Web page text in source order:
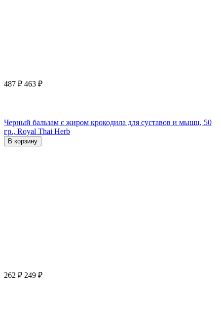
487 ₽ 463 ₽
Черный бальзам с жиром крокодила для суставов и мышц, 50
гр., Royal Thai Herb
В корзину
262 ₽ 249 ₽